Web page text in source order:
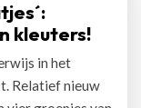
kleuters!
in het
Relatief nieuw